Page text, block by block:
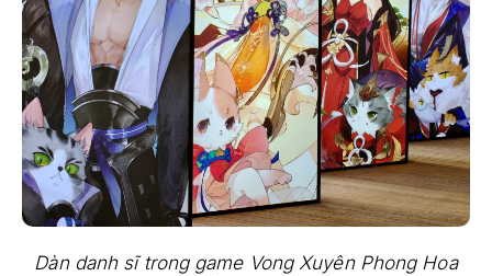
Dàn danh sĩ trong game Vong Xuyên Phong Hoa